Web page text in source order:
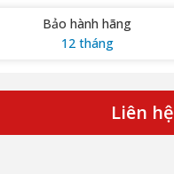
Bảo hành hãng
12 tháng
Liên hệ